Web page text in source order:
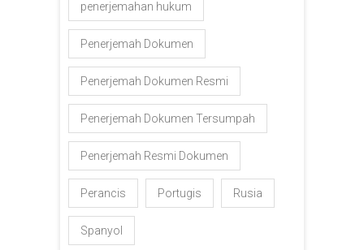
penerjemahan hukum
Penerjemah Dokumen
Penerjemah Dokumen Resmi
Penerjemah Dokumen Tersumpah
Penerjemah Resmi Dokumen
Perancis Portugis Rusia
Spanyol